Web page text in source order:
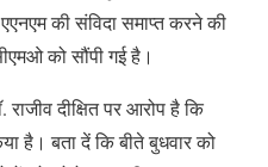
की संविदा समाप्त करने की
को सौंपी गई है।
दीक्षित पर आरोप है कि
है। बता दें कि बीते बुधवार को